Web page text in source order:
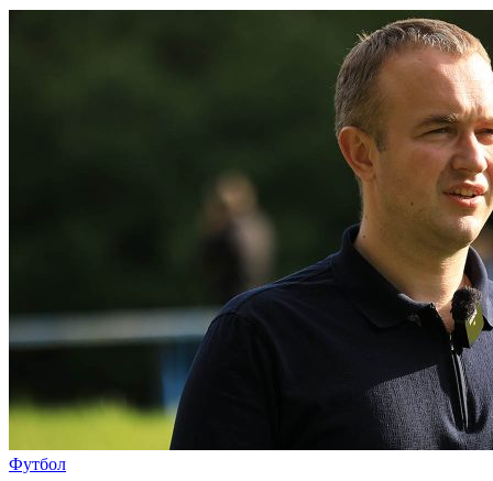
Футбол